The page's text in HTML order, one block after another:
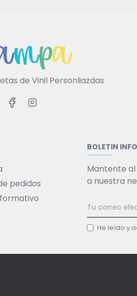
de Vinil Personliazdas
pedidos
BOLETIN
Mantente
a nuestra
He leído y